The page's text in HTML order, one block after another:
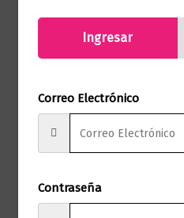
Autor
Sello
Formato
Presentación
Ingresar
Correo Electrónico
Contraseña